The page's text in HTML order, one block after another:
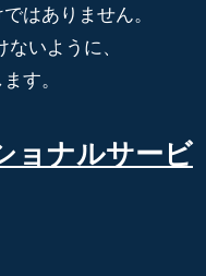
はありません。
いように、
す。
ョナルサービ